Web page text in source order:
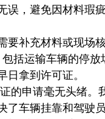
误，避免因材料瑕
要补充材料或现场
括运输车辆的停放
拿到许可证。
的申请毫无头绪。
了车辆挂靠和驾驶